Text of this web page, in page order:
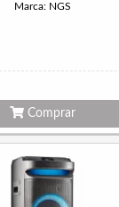
Marca: NGS
Comprar